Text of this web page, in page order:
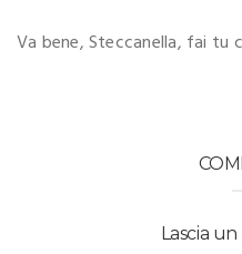
Va bene, Steccanella, fai tu
Lascia